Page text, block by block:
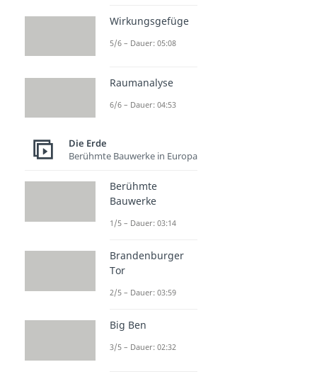
Wirkungsgefüge
5/6 – Dauer: 05:08
Raumanalyse
6/6 – Dauer: 04:53
Die Erde
Berühmte Bauwerke in Europa
Berühmte
Bauwerke
1/5 – Dauer: 03:14
Brandenburger
Tor
2/5 – Dauer: 03:59
Big Ben
3/5 – Dauer: 02:32